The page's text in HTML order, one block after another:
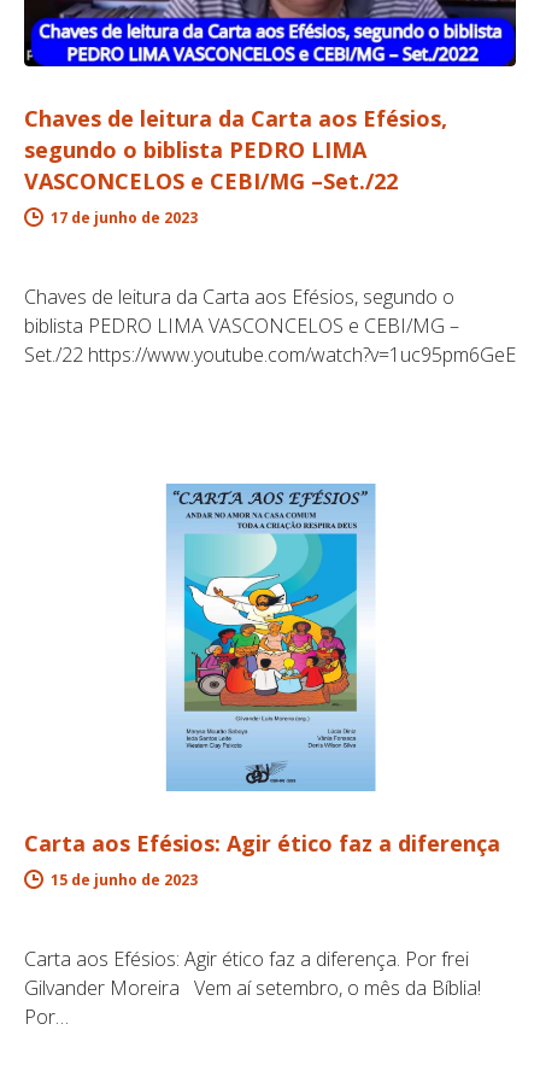
Chaves de leitura da Carta aos Efésios,
segundo o biblista PEDRO LIMA
VASCONCELOS e CEBI/MG –Set./22
17 de junho de 2023
Chaves de leitura da Carta aos Efésios, segundo o
biblista PEDRO LIMA VASCONCELOS e CEBI/MG –
Set./22 https://www.youtube.com/watch?v=1uc95pm6GeE
Carta aos Efésios: Agir ético faz a diferença
15 de junho de 2023
Carta aos Efésios: Agir ético faz a diferença. Por frei
Gilvander Moreira Vem aí setembro, o mês da Bíblia!
Por…